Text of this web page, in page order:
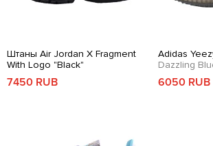
Штаны Air Jordan X Fragment
With Logo "Black"
7450 RUB
Adidas
Dazzling
6050 RUB